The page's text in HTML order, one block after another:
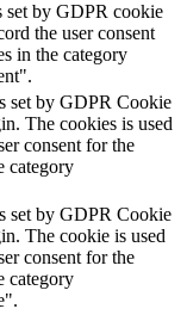
set by GDPR cookie
the user consent
in the category
set by GDPR Cookie
The cookies is used
consent for the
category
set by GDPR Cookie
The cookie is used
consent for the
category